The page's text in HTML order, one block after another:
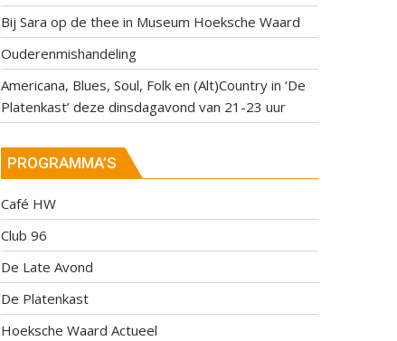
Bij Sara op de thee in Museum Hoeksche Waard
Ouderenmishandeling
Americana, Blues, Soul, Folk en (Alt)Country in ‘De
Platenkast’ deze dinsdagavond van 21-23 uur
PROGRAMMA’S
Café HW
Club 96
De Late Avond
De Platenkast
Hoeksche Waard Actueel